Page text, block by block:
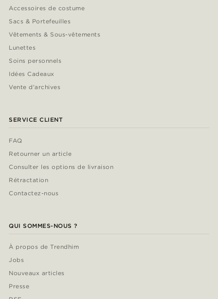
Accessoires de costume
Sacs & Portefeuilles
Vêtements & Sous-vêtements
Lunettes
Soins personnels
Idées Cadeaux
Vente d'archives
SERVICE CLIENT
FAQ
Retourner un article
Consulter les options de livraison
Rétractation
Contactez-nous
QUI SOMMES-NOUS ?
À propos de Trendhim
Jobs
Nouveaux articles
Presse